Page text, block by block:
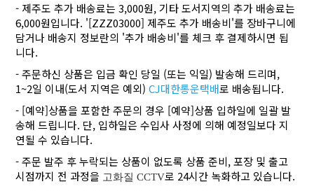
- 제주도 추가 배송료는 3,000원, 기타 도서지역의 추가 배송료는
6,000원입니다. '[ZZZ03000] 제주도 추가 배송비'를 장바구니에
담거나 배송지 정보란의 '추가 배송비'를 체크 후 결제하시면 됩
니다.
- 주문하신 상품은 입금 확인 당일 (또는 익일) 발송해 드리며,
1~2일 이내(도서 지역은 예외)CJ대한통운택배로 배송됩니다.
- [예약]상품을 포함한 주문의 경우 [예약]상품 입하일에 일괄 발
송해 드립니다. 단, 입하일은 수입사 사정에 의해 예정일보다 지
연될 수 있습니다.
- 주문 발주 후 누락되는 상품이 없도록 상품 준비, 포장 및 출고
시점까지 전 과정을 고화질 CCTV로 24시간 녹화하고 있습니다.